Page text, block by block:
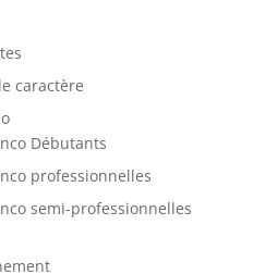
caractère
Débutants
professionnelles
semi-professionnelles